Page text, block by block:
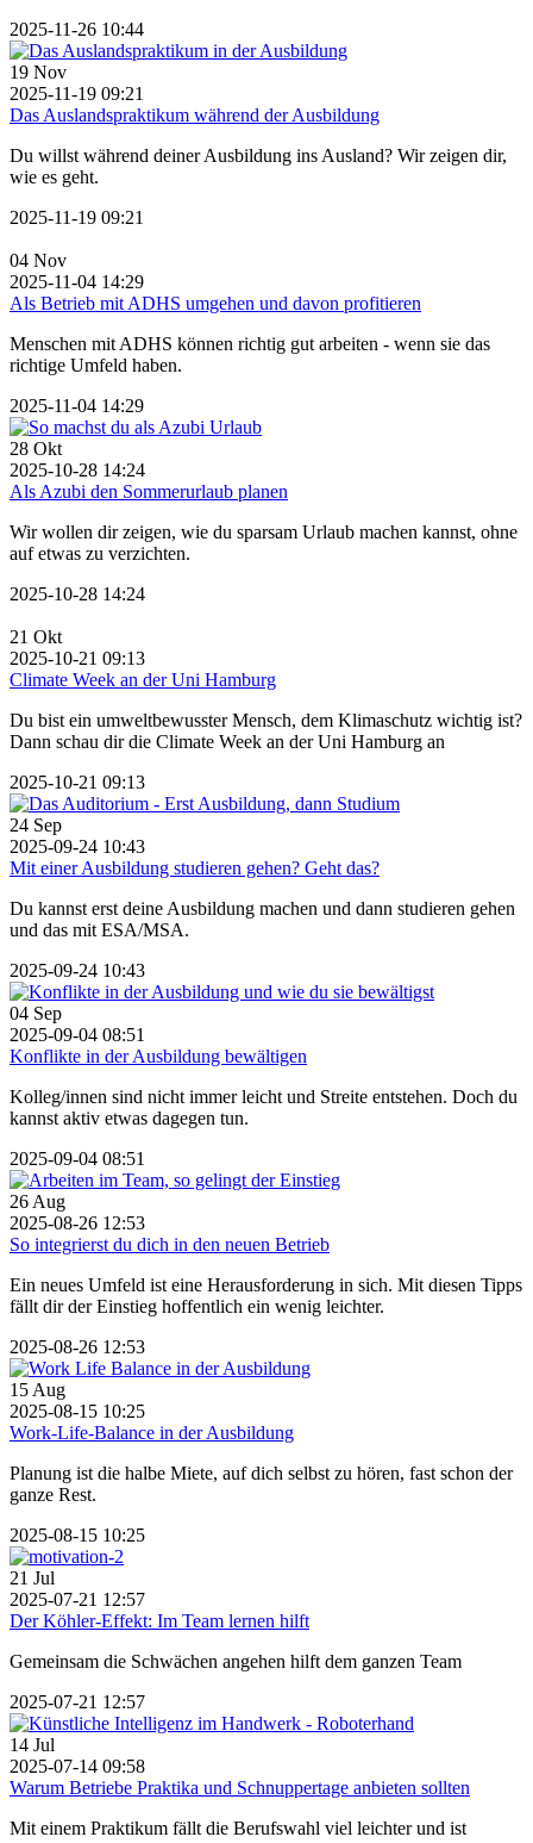
2025-11-26 10:44
19 Nov
2025-11-19 09:21
Das Auslandspraktikum während der Ausbildung
Du willst während deiner Ausbildung ins Ausland? Wir zeigen dir,
wie es geht.
2025-11-19 09:21
04 Nov
2025-11-04 14:29
Als Betrieb mit ADHS umgehen und davon profitieren
Menschen mit ADHS können richtig gut arbeiten - wenn sie das
richtige Umfeld haben.
2025-11-04 14:29
28 Okt
2025-10-28 14:24
Als Azubi den Sommerurlaub planen
Wir wollen dir zeigen, wie du sparsam Urlaub machen kannst, ohne
auf etwas zu verzichten.
2025-10-28 14:24
21 Okt
2025-10-21 09:13
Climate Week an der Uni Hamburg
Du bist ein umweltbewusster Mensch, dem Klimaschutz wichtig ist?
Dann schau dir die Climate Week an der Uni Hamburg an
2025-10-21 09:13
24 Sep
2025-09-24 10:43
Mit einer Ausbildung studieren gehen? Geht das?
Du kannst erst deine Ausbildung machen und dann studieren gehen
und das mit ESA/MSA.
2025-09-24 10:43
04 Sep
2025-09-04 08:51
Konflikte in der Ausbildung bewältigen
Kolleg/innen sind nicht immer leicht und Streite entstehen. Doch du
kannst aktiv etwas dagegen tun.
2025-09-04 08:51
26 Aug
2025-08-26 12:53
So integrierst du dich in den neuen Betrieb
Ein neues Umfeld ist eine Herausforderung in sich. Mit diesen Tipps
fällt dir der Einstieg hoffentlich ein wenig leichter.
2025-08-26 12:53
15 Aug
2025-08-15 10:25
Work-Life-Balance in der Ausbildung
Planung ist die halbe Miete, auf dich selbst zu hören, fast schon der
ganze Rest.
2025-08-15 10:25
21 Jul
2025-07-21 12:57
Der Köhler-Effekt: Im Team lernen hilft
Gemeinsam die Schwächen angehen hilft dem ganzen Team
2025-07-21 12:57
14 Jul
2025-07-14 09:58
Warum Betriebe Praktika und Schnuppertage anbieten sollten
Mit einem Praktikum fällt die Berufswahl viel leichter und ist